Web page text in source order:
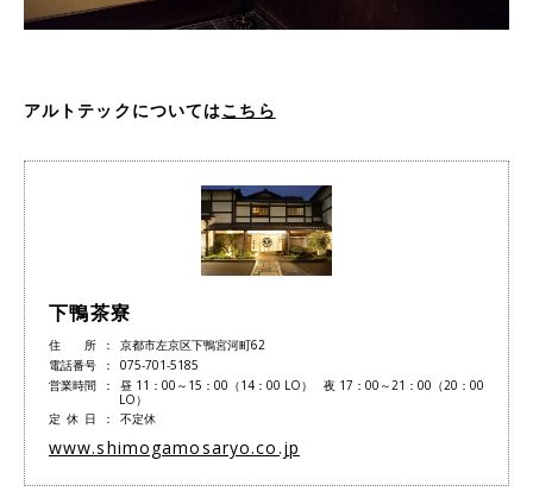
アルトテックについてはこちら
下鴨茶寮
住所
京都市左京区下鴨宮河町62
電話番号
075-701-5185
営業時間
昼 11：00～15：00（14：00 LO） 夜 17：00～21：00（20：00
LO）
定休日
不定休
www.shimogamosaryo.co.jp